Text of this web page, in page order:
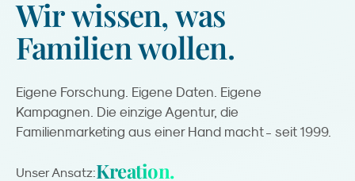
Wirwissen,was
Familienwollen.
Eigene Forschung. Eigene Daten. Eigene
Kampagnen. Die einzige Agentur, die
Familienmarketing aus einer Hand macht - seit 1999.
Unser Ansatz:Kreation.